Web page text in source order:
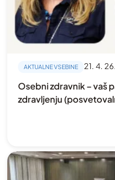
AKTUALNE VSEBINE 21. 4. 26.
Osebni zdravnik – vaš
zdravljenju